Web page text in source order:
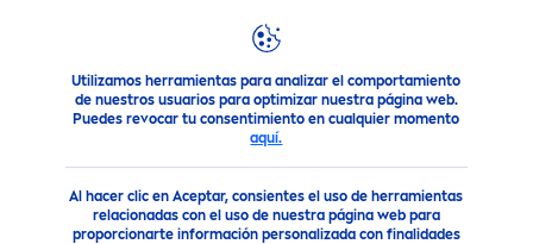
Utilizamos herramientas para analizar el comportamiento
de nuestros usuarios para optimizar nuestra página web.
Puedes revocar tu consentimiento en cualquier momento
aquí.
Al hacer clic en Aceptar, consientes el uso de herramientas
relacionadas con el uso de nuestra página web para
proporcionarte información personalizada con finalidades
Productos Cuidado Facial Cuidado Facial LUMINOUS
LUMINOUS630SKINGLOW
SÉRUM GLOW INSTANTÁNEO